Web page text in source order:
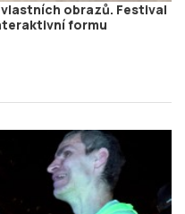
obrazů. Festival
formu